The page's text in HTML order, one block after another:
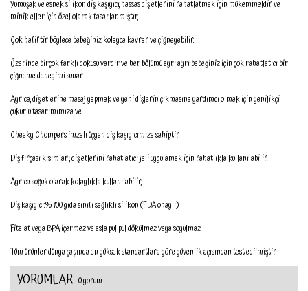
Yumuşak ve esnek silikon diş kaşıyıcı, hassas diş etlerini rahatlatmak için mükemmeldir ve
minik eller için özel olarak tasarlanmıştır,
Çok hafiftir böylece bebeğiniz kolayca kavrar ve çiğneyebilir.
Üzerinde birçok farklı dokusu vardır ve her bölümü ayrı ayrı bebeğiniz için çok rahatlatıcı bir
çiğneme deneyimi sunar.
Ayrıca, diş etlerine masaj yapmak ve yeni dişlerin çıkmasına yardımcı olmak için yenilikçi
çukurlu tasarımımıza ve
Cheeky Chompers imzalı üçgen diş kaşıyıcımıza sahiptir.
Diş fırçası kısımları, diş etlerini rahatlatıcı jeli uygulamak için rahatlıkla kullanılabilir.
Ayrıca soğuk olarak kolaylıkla kullanılabilir,
Diş kaşıyıcı:% 100 gıda sınıfı sağlıklı silikon (FDA onaylı)
Fitalat veya BPA içermez ve asla pul pul dökülmez veya soyulmaz
Tüm ürünler dünya çapında en yüksek standartlara göre güvenlik açısından test edilmiştir
YORUMLAR- 0 yorum